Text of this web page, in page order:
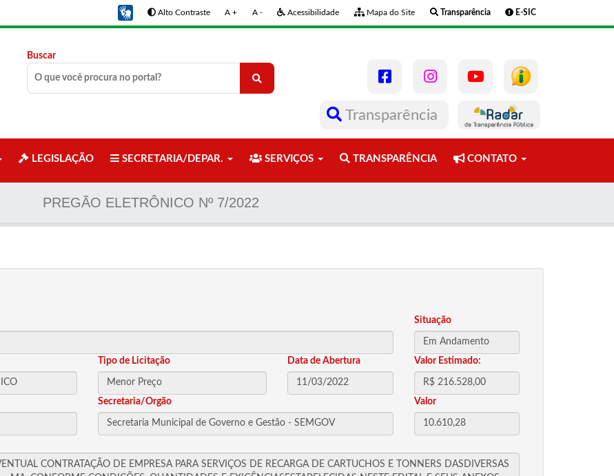
Alto Contraste A + A - Acessibilidade Mapa do Site Transparência E-SIC
Buscar
Transparência
LEGISLAÇÃO SECRETARIA/DEPAR. SERVIÇOS TRANSPARÊNCIA CONTATO
PREGÃO ELETRÔNICO Nº 7/2022
Situação
Tipo de Licitação Data de Abertura Valor Estimado:
Secretaria/Orgão Valor